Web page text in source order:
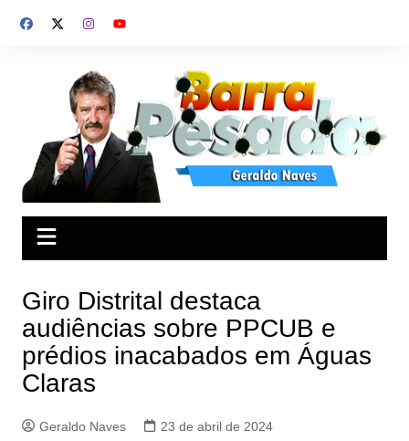
para
Giro Distrital destaca
audiências sobre PPCUB e
prédios inacabados em Águas
Claras
Geraldo Naves
23 de abril de 2024